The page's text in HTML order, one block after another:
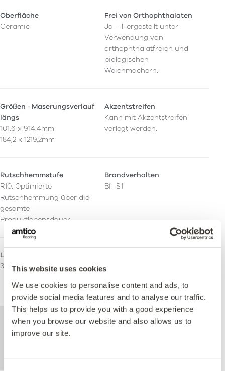
This website uses cookies
We use cookies to personalise content and ads, to
provide social media features and to analyse our traffic.
This helps us to provide you with a good experience
when you browse our website and also allows us to
improve our site.
Oberfläche
Ceramic
Frei von Orthophthalaten
Ja – Hergestellt unter
Verwendung von
orthophthalatfreien und
biologischen
Weichmachern.
Größen - Maserungsverlauf
längs
101.6 x 914.4mm
184,2 x 1219,2mm
Akzentstreifen
Kann mit Akzentstreifen
verlegt werden.
Rutschhemmstufe
R10. Optimierte
Rutschhemmung über die
gesamte
Produktlebensdauer.
Brandverhalten
Bfl-S1
LRV - Y-Wert
37
Wohnen
Schwere kommerzielle
Weitere technische Informationen zu
diesem Produkt finden Sie im Dokument
unten zum Download steht zur Verfügung.